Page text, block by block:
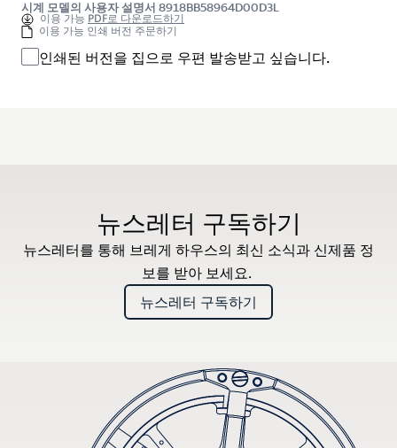
시계 모델의 사용자 설명서 8918BB58964D00D3L
이용 가능 PDF로 다운로드하기
이용 가능 인쇄 버전 주문하기
인쇄된 버전을 집으로 우편 발송받고 싶습니다.
뉴스레터 구독하기
뉴스레터를 통해 브레게 하우스의 최신 소식과 신제품 정
보를 받아 보세요.
뉴스레터 구독하기